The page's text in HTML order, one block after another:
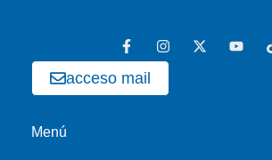
acceso mail
Menú